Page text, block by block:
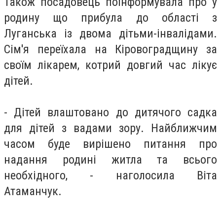
родину що прибула до області з
Луганська із двома дітьми-інвалідами.
Сім'я переїхала на Кіровоградщину за
своїм лікарем, котрий довгий час лікує
дітей.
- Дітей влаштовано до дитячого садка
для дітей з вадами зору. Найближчим
часом буде вирішено питання про
надання родині житла та всього
необхідного, - наголосила Віта
Атаманчук.